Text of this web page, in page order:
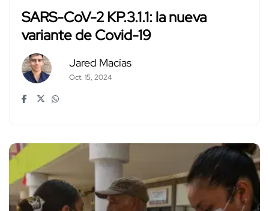
SARS-CoV-2 KP.3.1.1: la nueva
variante de Covid-19
Jared Macías
Oct. 15, 2024